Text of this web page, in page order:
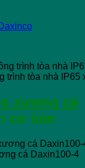
trình tòa nhà IP65
xương cá
cơ bản
cá Daxin100-4